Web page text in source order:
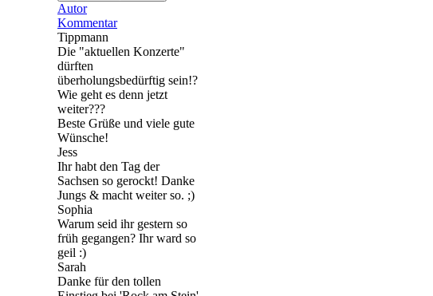
Autor
Kommentar
Tippmann
Die "aktuellen Konzerte"
dürften
überholungsbedürftig sein!?
Wie geht es denn jetzt
weiter???
Beste Grüße und viele gute
Wünsche!
Jess
Ihr habt den Tag der
Sachsen so gerockt! Danke
Jungs & macht weiter so. ;)
Sophia
Warum seid ihr gestern so
früh gegangen? Ihr ward so
geil :)
Sarah
Danke für den tollen